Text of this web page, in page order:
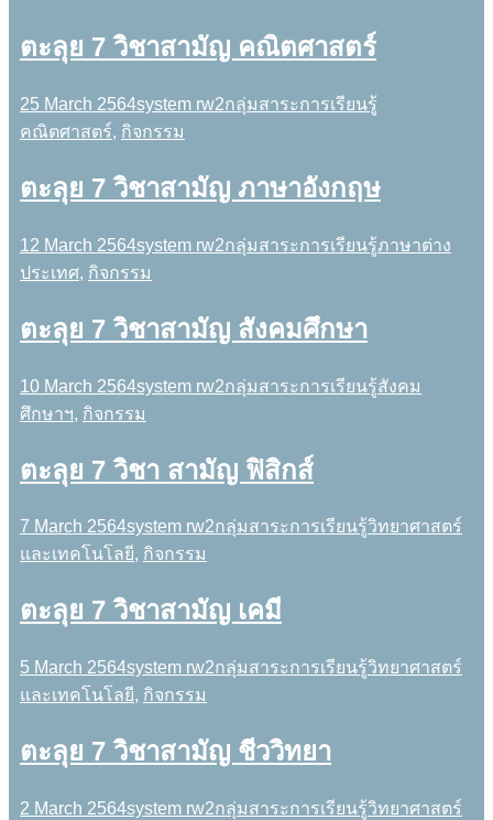
เรื่อง Beauty and The Beast เนื่องใน
กิจกรรมวันอาเซียนบูรณาการร่วม
สัปดาห์สื่อสารสองภาษา
ตะลุย 7 วิชาสามัญ คณิตศาสตร์
25 March 2564system rw2กลุ่มสาระการเรียนรู้
คณิตศาสตร์, กิจกรรม
ตะลุย 7 วิชาสามัญ ภาษาอังกฤษ
12 March 2564system rw2กลุ่มสาระการเรียนรู้ภาษาต่าง
ประเทศ, กิจกรรม
ตะลุย 7 วิชาสามัญ สังคมศึกษา
10 March 2564system rw2กลุ่มสาระการเรียนรู้สังคม
ศึกษาฯ, กิจกรรม
ตะลุย 7 วิชา สามัญ ฟิสิกส์
7 March 2564system rw2กลุ่มสาระการเรียนรู้วิทยาศาสตร์
และเทคโนโลยี, กิจกรรม
ตะลุย 7 วิชาสามัญ เคมี
5 March 2564system rw2กลุ่มสาระการเรียนรู้วิทยาศาสตร์
และเทคโนโลยี, กิจกรรม
ตะลุย 7 วิชาสามัญ ชีววิทยา
2 March 2564system rw2กลุ่มสาระการเรียนรู้วิทยาศาสตร์